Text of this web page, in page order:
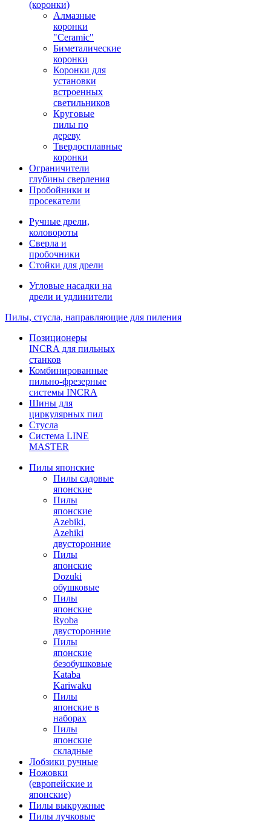
(коронки)
Алмазные
коронки
"Ceramic"
Биметалические
коронки
Коронки для
установки
встроенных
светильников
Круговые
пилы по
дереву
Твердосплавные
коронки
Ограничители
глубины сверления
Пробойники и
просекатели
Ручные дрели,
коловороты
Сверла и
пробочники
Стойки для дрели
Угловые насадки на
дрели и удлинители
Пилы, стусла, направляющие для пиления
Позиционеры
INCRA для пильных
станков
Комбинированные
пильно-фрезерные
системы INCRA
Шины для
циркулярных пил
Стусла
Система LINE
MASTER
Пилы японские
Пилы садовые
японские
Пилы
японские
Azebiki,
Azehiki
двусторонние
Пилы
японские
Dozuki
обушковые
Пилы
японские
Ryoba
двусторонние
Пилы
японские
безобушковые
Kataba
Kariwaku
Пилы
японские в
наборах
Пилы
японские
складные
Лобзики ручные
Ножовки
(европейские и
японские)
Пилы выкружные
Пилы лучковые